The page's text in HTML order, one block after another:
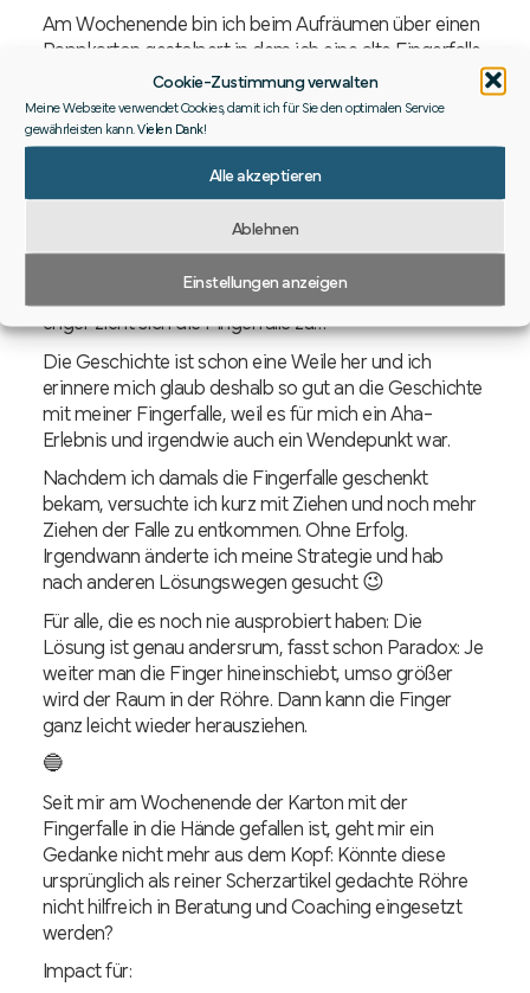
Cookie-Zustimmung verwalten
Meine Webseite verwendet Cookies, damit ich für Sie den optimalen Service
gewährleisten kann. Vielen Dank!
Alle akzeptieren
Ablehnen
Einstellungen anzeigen
Am Wochenende bin ich beim Aufräumen über einen
Pappkarton gestolpert in dem ich eine alte Fingerfalle
fand. Die Geschichte dazu fiel mir sofort wieder ein.
Aber erstmal: Was ist eine Fingerfalle? Eine Fingerfalle
ist eine aus einem Geflecht bestehende Röhre, die
bereits in der zweiten Hälfte des 19. Jahrhunderts als
Scherzartikel bekannt war. Mit etwa 14 cm Länge und
einem Durchmesser von 1,5 cm hat sie optimale
Abmessungen, um seine beiden Zeigefinger rechts
und links hineinstecken zu können. Einmal
hineingesteckt, gilt: Je fester man daran zieht, desto
enger zieht sich die Fingerfalle zu…
Die Geschichte ist schon eine Weile her und ich
erinnere mich glaub deshalb so gut an die Geschichte
mit meiner Fingerfalle, weil es für mich ein Aha-
Erlebnis und irgendwie auch ein Wendepunkt war.
Nachdem ich damals die Fingerfalle geschenkt
bekam, versuchte ich kurz mit Ziehen und noch mehr
Ziehen der Falle zu entkommen. Ohne Erfolg.
Irgendwann änderte ich meine Strategie und hab
nach anderen Lösungswegen gesucht 😉
Für alle, die es noch nie ausprobiert haben: Die
Lösung ist genau andersrum, fasst schon Paradox: Je
weiter man die Finger hineinschiebt, umso größer
wird der Raum in der Röhre. Dann kann die Finger
ganz leicht wieder herausziehen.
🔵
Seit mir am Wochenende der Karton mit der
Fingerfalle in die Hände gefallen ist, geht mir ein
Gedanke nicht mehr aus dem Kopf: Könnte diese
ursprünglich als reiner Scherzartikel gedachte Röhre
nicht hilfreich in Beratung und Coaching eingesetzt
werden?
Impact für: